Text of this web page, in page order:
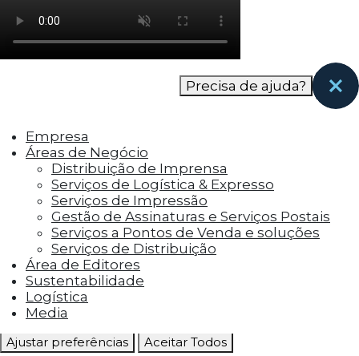
como os visitantes interagem com o site. Esses
cookies ajudam a fornecer informações sobre
as métricas do número de visitantes, taxa de
rejeição, origem do tráfego, etc.
funcionalidades, como compartilhar o
conteúdo do site em plataformas de social
media, coletar feedbacks e outros recursos de
terceiros.
Cookies Marketing
Os cookies de marketing são usados para
entregar aos visitantes anúncios
personalizados com base nas páginas que eles
visitaram antes e analisar a eficácia da
campanha publicitária.
Ajustar preferências Aceitar Todos
Precisa de ajuda?
Empresa
Áreas de Negócio
Distribuição de Imprensa
Serviços de Logística & Expresso
Serviços de Impressão
Gestão de Assinaturas e Serviços Postais
Serviços a Pontos de Venda e soluções
Serviços de Distribuição
Área de Editores
Sustentabilidade
Logística
Media